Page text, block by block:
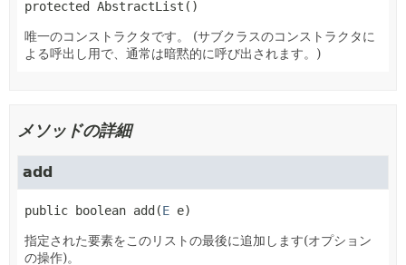
protected AbstractList ()
唯一のコンストラクタです。
(サブクラスのコンストラクタに
よる呼出し用で、通常は暗黙的に呼び出されます。)
メソッドの詳細
add
public boolean add(E e)
指定された要素をこのリストの最後に追加します(オプション
の操作)。